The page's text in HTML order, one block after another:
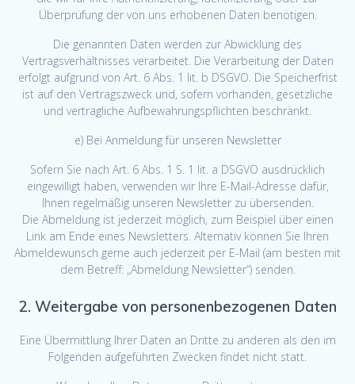
Überprüfung der von uns erhobenen Daten benötigen.
Die genannten Daten werden zur Abwicklung des
Vertragsverhältnisses verarbeitet. Die Verarbeitung der Daten
erfolgt aufgrund von Art. 6 Abs. 1 lit. b DSGVO. Die Speicherfrist
ist auf den Vertragszweck und, sofern vorhanden, gesetzliche
und vertragliche Aufbewahrungspflichten beschränkt.
e) Bei Anmeldung für unseren Newsletter
Sofern Sie nach Art. 6 Abs. 1 S. 1 lit. a DSGVO ausdrücklich
eingewilligt haben, verwenden wir Ihre E-Mail-Adresse dafür,
Ihnen regelmäßig unseren Newsletter zu übersenden.
Die Abmeldung ist jederzeit möglich, zum Beispiel über einen
Link am Ende eines Newsletters. Alternativ können Sie Ihren
Abmeldewunsch gerne auch jederzeit per E-Mail (am besten mit
dem Betreff: „Abmeldung Newsletter“) senden.
2. Weitergabe von personenbezogenen Daten
Eine Übermittlung Ihrer Daten an Dritte zu anderen als den im
Folgenden aufgeführten Zwecken findet nicht statt.